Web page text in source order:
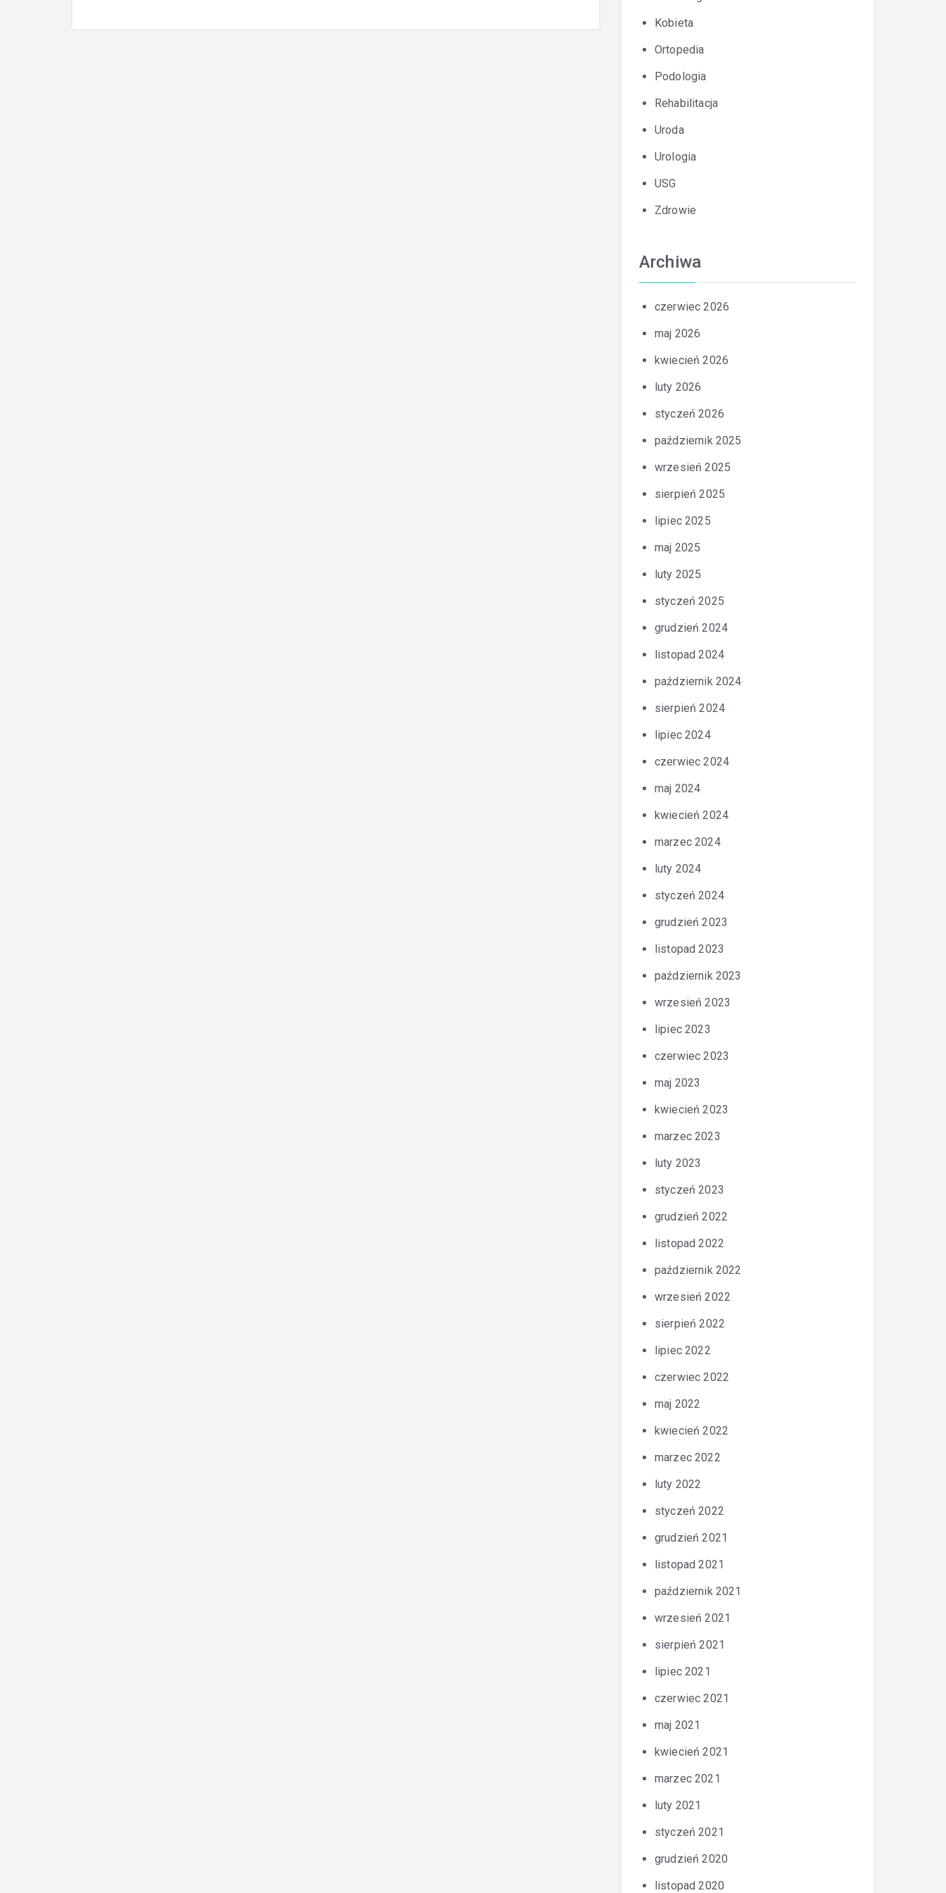
Kobieta
Ortopedia
Podologia
Rehabilitacja
Uroda
Urologia
USG
Zdrowie
Archiwa
czerwiec 2026
maj 2026
kwiecień 2026
luty 2026
styczeń 2026
październik 2025
wrzesień 2025
sierpień 2025
lipiec 2025
maj 2025
luty 2025
styczeń 2025
grudzień 2024
listopad 2024
październik 2024
sierpień 2024
lipiec 2024
czerwiec 2024
maj 2024
kwiecień 2024
marzec 2024
luty 2024
styczeń 2024
grudzień 2023
listopad 2023
październik 2023
wrzesień 2023
lipiec 2023
czerwiec 2023
maj 2023
kwiecień 2023
marzec 2023
luty 2023
styczeń 2023
grudzień 2022
listopad 2022
październik 2022
wrzesień 2022
sierpień 2022
lipiec 2022
czerwiec 2022
maj 2022
kwiecień 2022
marzec 2022
luty 2022
styczeń 2022
grudzień 2021
listopad 2021
październik 2021
wrzesień 2021
sierpień 2021
lipiec 2021
czerwiec 2021
maj 2021
kwiecień 2021
marzec 2021
luty 2021
styczeń 2021
grudzień 2020
listopad 2020